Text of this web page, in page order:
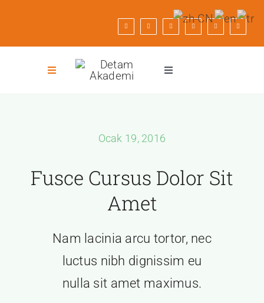
content
Toggle
Hizmetlerimiz
Toggle
İletişim
Ocak 19, 2016
Fusce Cursus Dolor Sit
Amet
Nam lacinia arcu tortor, nec
luctus nibh dignissim eu
nulla sit amet maximus.